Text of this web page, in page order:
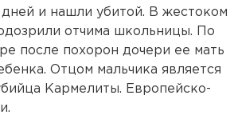
дней и нашли убитой. В жестоком
отчима школьницы. По
после похорон дочери ее мать
Отцом мальчика является
Кармелиты. Европейско-